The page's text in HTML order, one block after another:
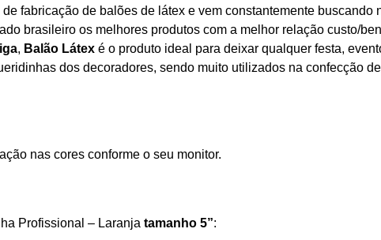
fabricação de balões de látex e vem constantemente
brasileiro os melhores produtos com a melhor relação custo/
, Balão Látexé o produto ideal para deixar qualquer festa,
dos decoradores, sendo muito utilizados na confecção
nas cores conforme o seu monitor.
Profissional – Laranjatamanho 5”: